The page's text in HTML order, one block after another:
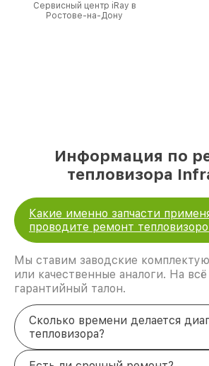
Сервисный центр iRay в
Ростове-на-Дону
Информация по
тепловизора
Какие именно запчасти
проводите ремонт
Мы ставим заводские
или качественные аналоги. На
гарантийный талон.
Сколько времени делается
тепловизора?